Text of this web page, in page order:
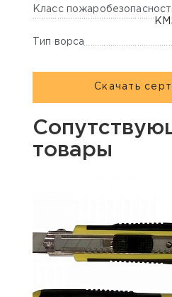
Класс
Тип ворса
Скачать
товары